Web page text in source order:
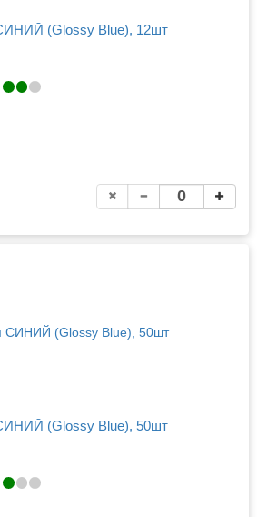
(Glossy Blue), 12шт
(Glossy Blue), 50шт